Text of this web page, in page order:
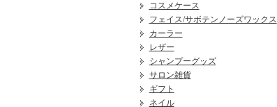
コスメケース
フェイス/サボテンノーズワックス
カーラー
レザー
シャンプーグッズ
サロン雑貨
ギフト
ネイル